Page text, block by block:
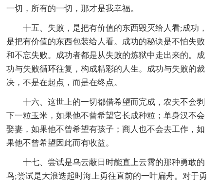
一切，所有的一切，那才是我幸福。
十五、失败，是把有价值的东西毁灭给人看;成功，
是把有价值的东西包装给人看。成功的秘诀是不怕失败
和不忘失败。成功者都是从失败的炼狱中走出来的。成
功与失败循环往复，构成精彩的人生。成功与失败的裁
决，不是在起点，而是在终点。
十六、这世上的一切都借希望而完成，农夫不会剥
下一粒玉米，如果他不曾希望它长成种粒；单身汉不会
娶妻，如果他不曾希望有孩子；商人也不会去工作，如
果他不曾希望因此而有收益。
十七、尝试是乌云蔽日时能直上云霄的那种勇敢的
鸟;尝试是大浪迭起时海上勇往直前的一叶扁舟。对于勇